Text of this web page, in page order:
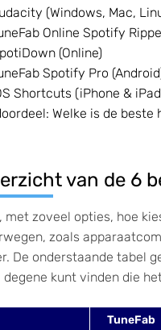
(Windows, Mac,
Online Spotify
(Online)
Spotify Pro
Shortcuts (iPhone &
Welke is de
van de 6
met zoveel opties, hoe
zoals
De onderstaande tabel
degene kunt vinden die
TuneFab